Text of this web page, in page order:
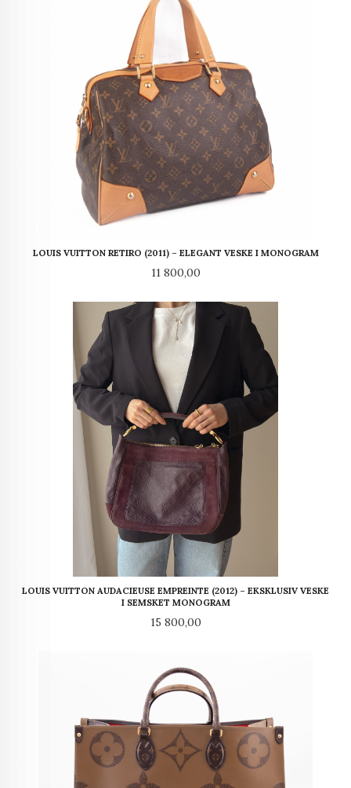
LOUIS VUITTON RETIRO (2011) – ELEGANT VESKE I MONOGRAM
Pris
11 800,00
LOUIS VUITTON AUDACIEUSE EMPREINTE (2012) – EKSKLUSIV VESKE
I SEMSKET MONOGRAM
Pris
15 800,00